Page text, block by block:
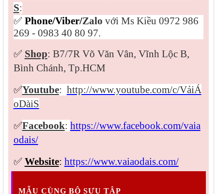
S:
✅ Phone/Viber/Zalo với Ms Kiều 0972 986
269 - 0983 40 80 97.
✅ Shop: B7/7R Võ Văn Vân, Vĩnh Lộc B,
Bình Chánh, Tp.HCM
✅Youtube: http://www.youtube.com/c/VảiÁ
oDàiS
✅Facebook: https://www.facebook.com/vaia
odais/
✅ Website: https://www.vaiaodais.com/
MẪU CÙNG BỘ SƯU TẬP